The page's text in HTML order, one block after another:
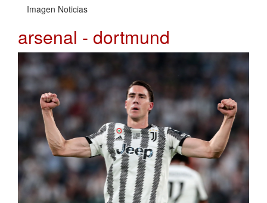
Imagen Noticias
arsenal - dortmund